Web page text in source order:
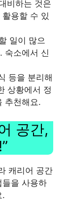
비하는 것은
용할 수 있
일이 많으
숙소에서 신
등을 분리해
상황에서 정
추천해요.
공간,
캐리어 공간
을 사용하
.